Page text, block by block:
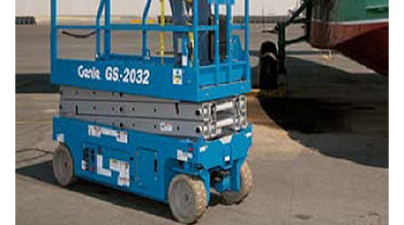
方案产品
移动式物料升降机
单桅柱高空作业平台
双桅柱高空作业平台
剪叉型高空作业平台
曲臂型高空作业平台
直臂型高空作业平台